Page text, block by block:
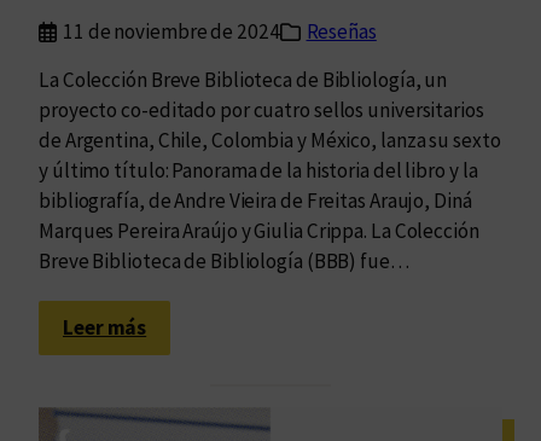
11 de noviembre de 2024
Reseñas
La Colección Breve Biblioteca de Bibliología, un
proyecto co-editado por cuatro sellos universitarios
de Argentina, Chile, Colombia y México, lanza su sexto
y último título: Panorama de la historia del libro y la
bibliografía, de Andre Vieira de Freitas Araujo, Diná
Marques Pereira Araújo y Giulia Crippa. La Colección
Breve Biblioteca de Bibliología (BBB) fue…
Leer más:
E
l